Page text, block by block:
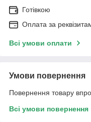
Готівкою
Оплата за
Всі умови оплати
Умови повернення
Повернення товару
Всі умови повернення